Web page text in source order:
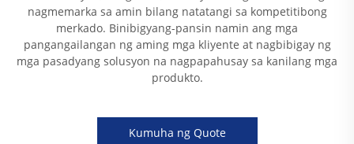
nagmemarka sa amin bilang natatangi sa kompetitibong
merkado. Binibigyang-pansin namin ang mga
pangangailangan ng aming mga kliyente at nagbibigay ng
mga pasadyang solusyon na nagpapahusay sa kanilang mga
produkto.
Kumuha ng Quote